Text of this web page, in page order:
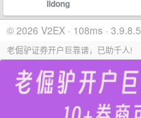
lldong
© 2026 V2EX · 108ms · 3.9.8.5
老倔驴证券开户巨靠谱，已助千人!